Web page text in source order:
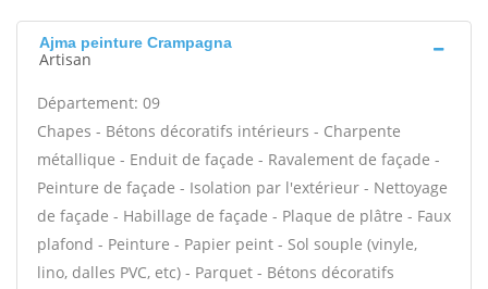
Ajma peinture Crampagna
Artisan
Département: 09
Chapes - Bétons décoratifs intérieurs - Charpente
métallique - Enduit de façade - Ravalement de façade -
Peinture de façade - Isolation par l'extérieur - Nettoyage
de façade - Habillage de façade - Plaque de plâtre - Faux
plafond - Peinture - Papier peint - Sol souple (vinyle,
lino, dalles PVC, etc) - Parquet - Bétons décoratifs